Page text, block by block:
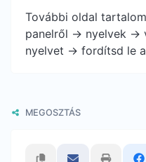
További oldal
panelről -> nyelvek -
nyelvet -> fordítsd le
MEGOSZTÁS